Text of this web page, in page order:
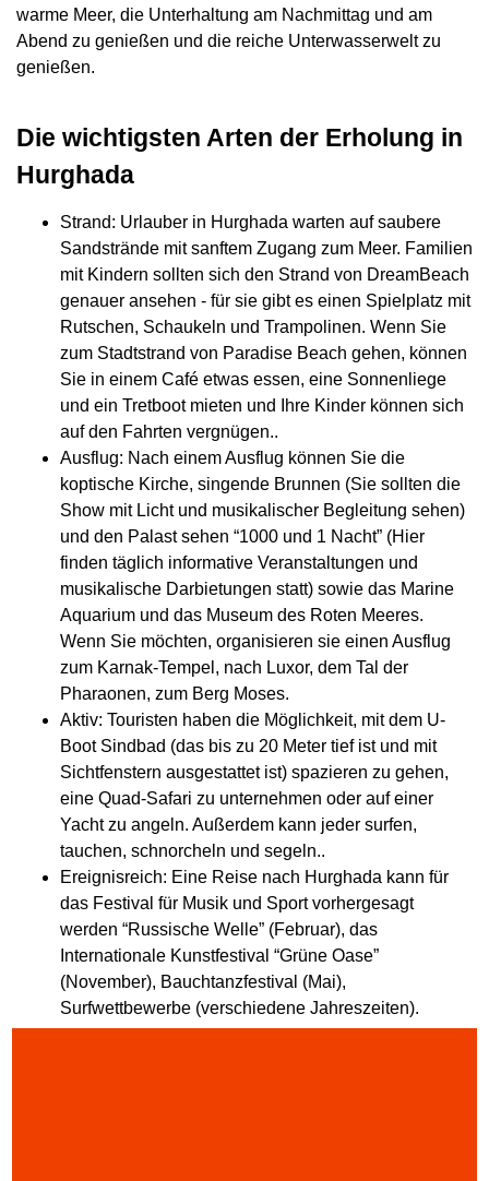
warme Meer, die Unterhaltung am Nachmittag und am
Abend zu genießen und die reiche Unterwasserwelt zu
genießen.
Die wichtigsten Arten der Erholung in
Hurghada
Strand: Urlauber in Hurghada warten auf saubere
Sandstrände mit sanftem Zugang zum Meer. Familien
mit Kindern sollten sich den Strand von DreamBeach
genauer ansehen - für sie gibt es einen Spielplatz mit
Rutschen, Schaukeln und Trampolinen. Wenn Sie
zum Stadtstrand von Paradise Beach gehen, können
Sie in einem Café etwas essen, eine Sonnenliege
und ein Tretboot mieten und Ihre Kinder können sich
auf den Fahrten vergnügen..
Ausflug: Nach einem Ausflug können Sie die
koptische Kirche, singende Brunnen (Sie sollten die
Show mit Licht und musikalischer Begleitung sehen)
und den Palast sehen “1000 und 1 Nacht” (Hier
finden täglich informative Veranstaltungen und
musikalische Darbietungen statt) sowie das Marine
Aquarium und das Museum des Roten Meeres.
Wenn Sie möchten, organisieren sie einen Ausflug
zum Karnak-Tempel, nach Luxor, dem Tal der
Pharaonen, zum Berg Moses.
Aktiv: Touristen haben die Möglichkeit, mit dem U-
Boot Sindbad (das bis zu 20 Meter tief ist und mit
Sichtfenstern ausgestattet ist) spazieren zu gehen,
eine Quad-Safari zu unternehmen oder auf einer
Yacht zu angeln. Außerdem kann jeder surfen,
tauchen, schnorcheln und segeln..
Ereignisreich: Eine Reise nach Hurghada kann für
das Festival für Musik und Sport vorhergesagt
werden “Russische Welle” (Februar), das
Internationale Kunstfestival “Grüne Oase”
(November), Bauchtanzfestival (Mai),
Surfwettbewerbe (verschiedene Jahreszeiten).